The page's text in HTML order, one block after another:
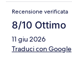
Recensione verificata
8/10 Ottimo
11 giu 2026
Traduci con Google